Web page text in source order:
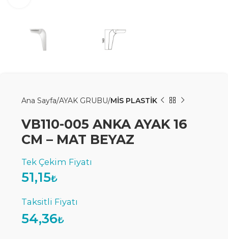
Ana Sayfa AYAK GRUBU MİS PLASTİK
VB110-005 ANKA AYAK 16
CM – MAT BEYAZ
51,15₺
54,36₺